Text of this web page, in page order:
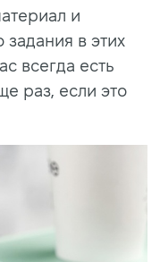
и
в этих
всегда есть
раз, если это